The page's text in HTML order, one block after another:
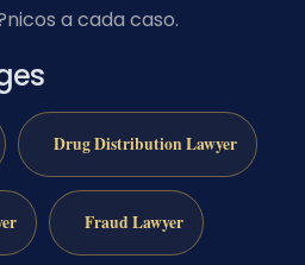
a cada caso.
Drug Distribution Lawyer
Fraud Lawyer